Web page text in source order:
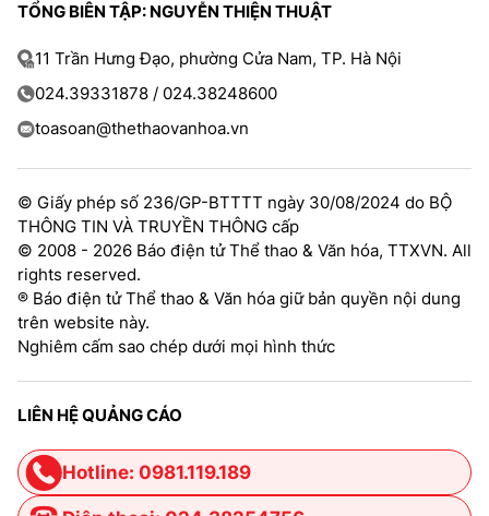
TỔNG BIÊN TẬP: NGUYỄN THIỆN THUẬT
11 Trần Hưng Đạo, phường Cửa Nam, TP. Hà Nội
024.39331878 / 024.38248600
toasoan@thethaovanhoa.vn
© Giấy phép số 236/GP-BTTTT ngày 30/08/2024 do BỘ
THÔNG TIN VÀ TRUYỀN THÔNG cấp
© 2008 - 2026 Báo điện tử Thể thao & Văn hóa, TTXVN. All
rights reserved.
® Báo điện tử Thể thao & Văn hóa giữ bản quyền nội dung
trên website này.
Nghiêm cấm sao chép dưới mọi hình thức
LIÊN HỆ QUẢNG CÁO
Hotline: 0981.119.189